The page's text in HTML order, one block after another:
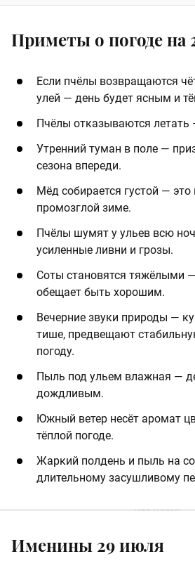
Приметы о погоде на
Если пчёлы возвращаются
улей — день будет ясным и
Пчёлы отказываются летать
Утренний туман в поле —
сезона впереди.
Мёд собирается густой — это
промозглой зиме.
Пчёлы шумят у ульев всю
усиленные ливни и грозы.
Соты становятся тяжёлыми
обещает быть хорошим.
Вечерние звуки природы —
тише, предвещают
погоду.
Пыль под ульем влажная —
дождливым.
Южный ветер несёт аромат
тёплой погоде.
Жаркий полдень и пыль на
длительному засушливому
Именины 29 июля